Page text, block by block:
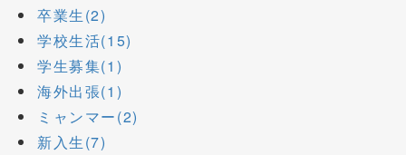
卒業生(2)
学校生活(15)
学生募集(1)
海外出張(1)
ミャンマー(2)
新入生(7)